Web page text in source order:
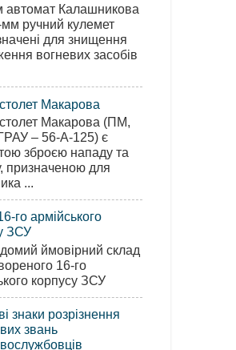
автомат Калашникова
ручний кулемет
для знищення
вогневих засобів
Макарова
Макарова (ПМ,
– 56-А-125) є
зброєю нападу та
призначеною для
...
го армійського
ЗСУ
ймовірний склад
16-го
корпусу ЗСУ
знаки розрізнення
звань